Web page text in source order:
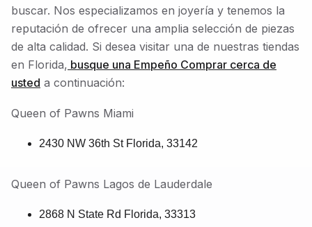
buscar. Nos especializamos en joyería y tenemos la
reputación de ofrecer una amplia selección de piezas
de alta calidad. Si desea visitar una de nuestras tiendas
en Florida, busque una Empeño Comprar cerca de
usted a continuación:
Queen of Pawns Miami
2430 NW 36th St Florida, 33142
Queen of Pawns Lagos de Lauderdale
2868 N State Rd Florida, 33313